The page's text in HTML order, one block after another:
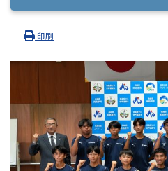
印刷